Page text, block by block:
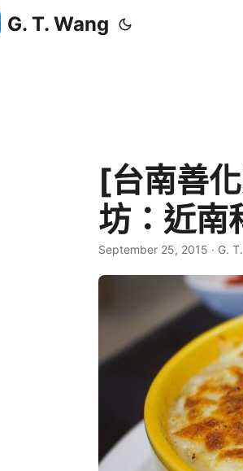
G. T. Wang
[台南善
坊：近南
September 25, 2015 · G.